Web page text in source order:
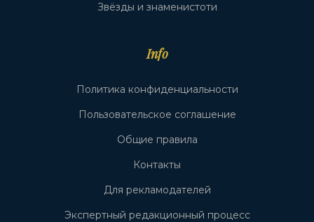
Звёзды и знаменистоти
Info
Политика конфиденциальности
Пользовательское соглашение
Общие правила
Контакты
Для рекламодателей
Экспертный редакционный процесс